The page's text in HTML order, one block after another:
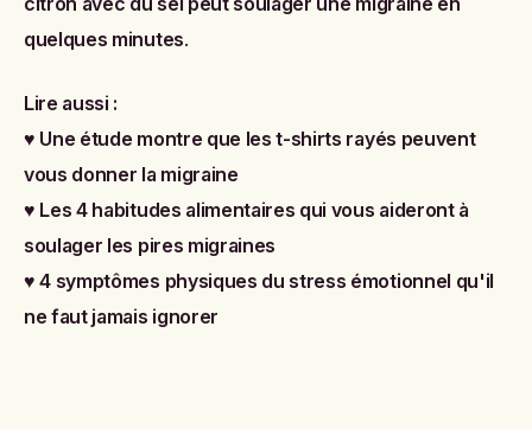
quelques minutes.
Lire aussi :
♥ Une étude montre que les t-shirts rayés peuvent
vous donner la migraine
♥ Les 4 habitudes alimentaires qui vous aideront à
soulager les pires migraines
♥ 4 symptômes physiques du stress émotionnel qu'il
ne faut jamais ignorer